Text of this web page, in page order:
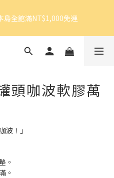
島全館滿NT$1,000免運
｜開始報名！
5
4
3
9
6
5
由此前往
島全館滿NT$1,000免運
頭咖波軟膠萬
波！」
。
。